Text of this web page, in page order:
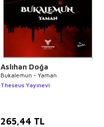
Aslıhan Doğa
Bukalemun - Yaman
Theseus Yayınevi
265,44 TL